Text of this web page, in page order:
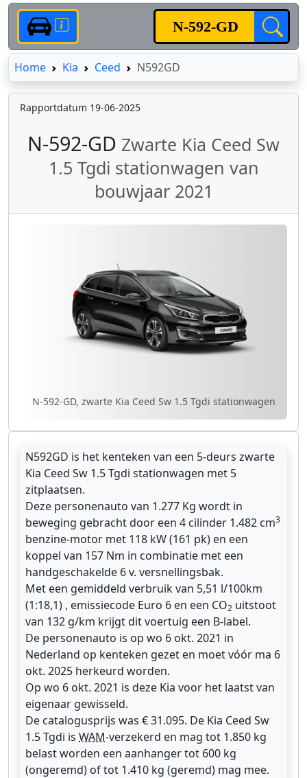
HomeHome
Kia Ceed N592GD
Rapportdatum 19-06-2025
N-592-GD Zwarte Kia Ceed Sw
1.5 Tgdi stationwagen van
bouwjaar 2021
N-592-GD, zwarte Kia Ceed Sw 1.5 Tgdi stationwagen
N592GD is het kenteken van een 5-deurs zwarte
Kia Ceed Sw 1.5 Tgdi stationwagen met 5
zitplaatsen.
Deze personenauto van 1.277 Kg wordt in
beweging gebracht door een 4 cilinder 1.482 cm3
benzine-motor met 118 kW (161 pk) en een
koppel van 157 Nm in combinatie met een
handgeschakelde 6 v. versnellingsbak.
Met een gemiddeld verbruik van 5,51 l/100km
(1:18,1) , emissiecode Euro 6 en een CO2 uitstoot
van 132 g/km krijgt dit voertuig een B-label.
De personenauto is op wo 6 okt. 2021 in
Nederland op kenteken gezet en moet vóór ma 6
okt. 2025 herkeurd worden.
Op wo 6 okt. 2021 is deze Kia voor het laatst van
eigenaar gewisseld.
De catalogusprijs was € 31.095. De Kia Ceed Sw
1.5 Tgdi is WAM-verzekerd en mag tot 1.850 kg
belast worden een aanhanger tot 600 kg
(ongeremd) of tot 1.410 kg (geremd) mag mee.